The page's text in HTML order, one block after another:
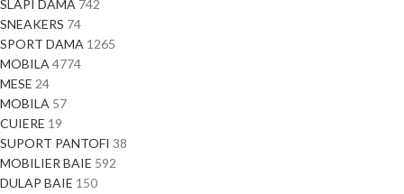
SLAPI DAMA 742
SNEAKERS 74
SPORT DAMA 1265
MOBILA4774
MESE 24
MOBILA 57
CUIERE 19
SUPORT PANTOFI 38
MOBILIER BAIE 592
DULAP BAIE 150